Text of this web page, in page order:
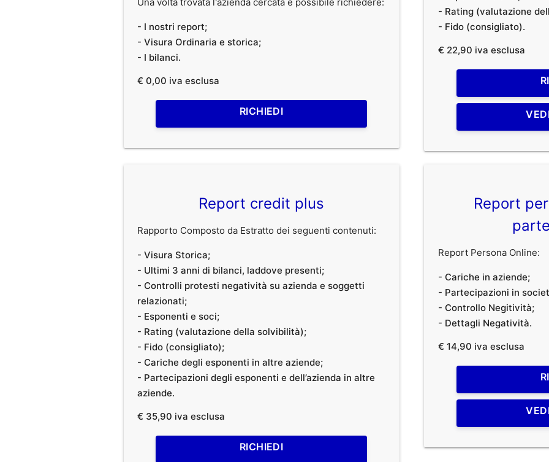
- I nostri report;
- Visura Ordinaria e storica;
- I bilanci.
€ 0,00 iva esclusa
RICHIEDI
- Rating (valutazione
- Fido (consigliato).
€ 22,90 iva esclusa
Report credit plus
Rapporto Composto da Estratto dei seguenti contenuti:
- Visura Storica;
- Ultimi 3 anni di bilanci, laddove presenti;
- Controlli protesti negatività su azienda e soggetti
relazionati;
- Esponenti e soci;
- Rating (valutazione della solvibilità);
- Fido (consigliato);
- Cariche degli esponenti in altre aziende;
- Partecipazioni degli esponenti e dell’azienda in altre
aziende.
€ 35,90 iva esclusa
RICHIEDI
Report
Report Persona Online:
- Cariche in aziende;
- Partecipazioni in
- Controllo Negitività;
- Dettagli Negatività.
€ 14,90 iva esclusa